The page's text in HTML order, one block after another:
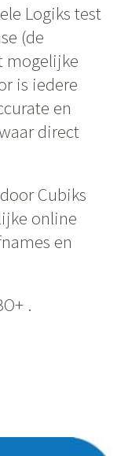
Logiks test
(de
mogelijke
is iedere
en
direct
Cubiks
online
en
.